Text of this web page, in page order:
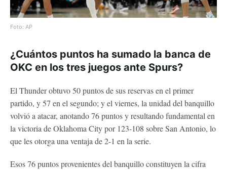
Foto: AP
¿Cuántos puntos ha sumado la banca de
OKC en los tres juegos ante Spurs?
El Thunder obtuvo 50 puntos de sus reservas en el primer
partido, y 57 en el segundo; y el viernes, la unidad del banquillo
volvió a atacar, anotando 76 puntos y resultando fundamental en
la victoria de Oklahoma City por 123-108 sobre San Antonio, lo
que les otorga una ventaja de 2-1 en la serie.
Esos 76 puntos provenientes del banquillo constituyen la cifra